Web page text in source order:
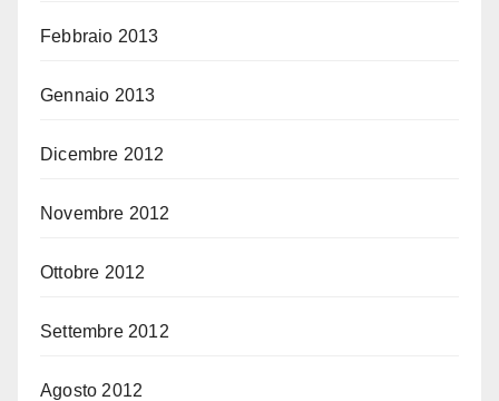
Febbraio 2013
Gennaio 2013
Dicembre 2012
Novembre 2012
Ottobre 2012
Settembre 2012
Agosto 2012